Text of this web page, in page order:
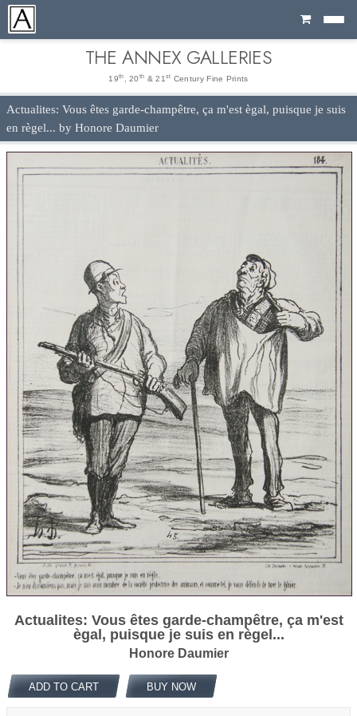
Cart
THE ANNEX GALLERIES
19th , 20 th & 21 st Century Fine Prints
Actualites: Vous êtes garde-champêtre, ça m'est ègal, puisque je suis
en règel... by Honore Daumier
Actualites: Vous êtes garde-champêtre, ça m'est
ègal, puisque je suis en règel...
Honore Daumier
ADD TO CART BUY NOW